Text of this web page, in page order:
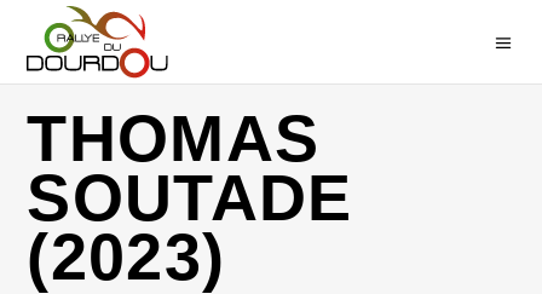
THOMAS
SOUTADE
(2023)